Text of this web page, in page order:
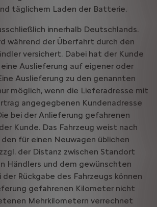
täglichem Laden der Batterie.
innerhalb Deutschlands.
während der Überfahrt durch den
versichert. Dabei hat der Kunde
Auslieferung auf eigener oder
Auslieferung zu den genannten
möglich, wenn die Lieferadresse mit
angegegbenen Kundenadresse
bei der Anlieferung gefahrenen
Kunde. Das Fahrzeug weist nach
für einen Neuwagen üblichen
der Distanz zwischen Standort
Händlers und dem gewünschten
Rückgabe des Fahrzeugs können
gefahrenen Kilometer nicht
Mehrkilometern verrechnet